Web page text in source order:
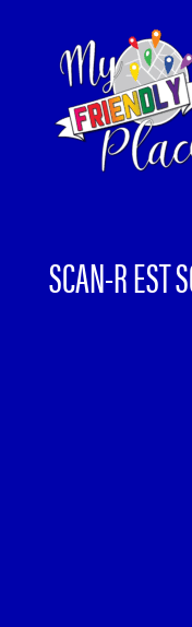
SCAN-R EST